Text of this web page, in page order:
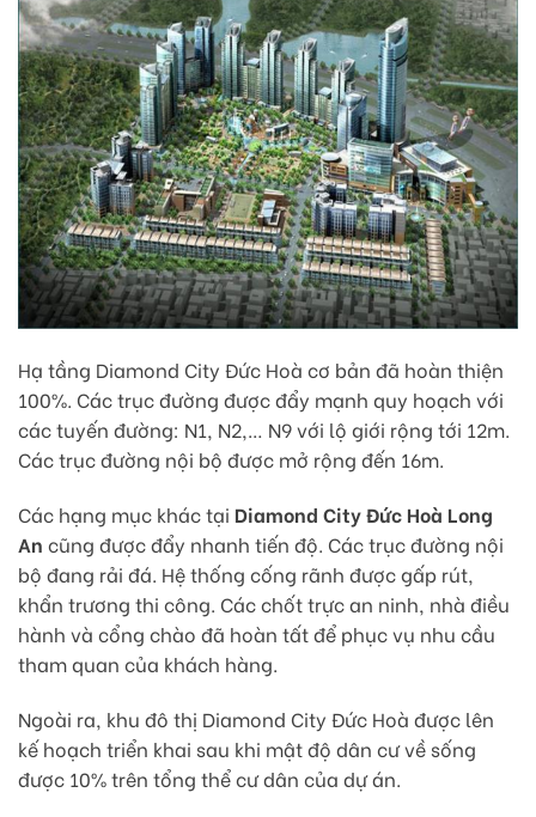
Hạ tầng Diamond City Đức Hoà cơ bản đã hoàn thiện
100%. Các trục đường được đẩy mạnh quy hoạch với
các tuyến đường: N1, N2,… N9 với lộ giới rộng tới 12m.
Các trục đường nội bộ được mở rộng đến 16m.
Các hạng mục khác tại Diamond City Đức Hoà Long
An cũng được đẩy nhanh tiến độ. Các trục đường nội
bộ đang rải đá. Hệ thống cống rãnh được gấp rút,
khẩn trương thi công. Các chốt trực an ninh, nhà điều
hành và cổng chào đã hoàn tất để phục vụ nhu cầu
tham quan của khách hàng.
Ngoài ra, khu đô thị Diamond City Đức Hoà được lên
kế hoạch triển khai sau khi mật độ dân cư về sống
được 10% trên tổng thể cư dân của dự án.